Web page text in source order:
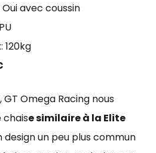
avec coussin
120kg
Omega Racing nous
chaise similaire à la Elite
design un peu plus commun